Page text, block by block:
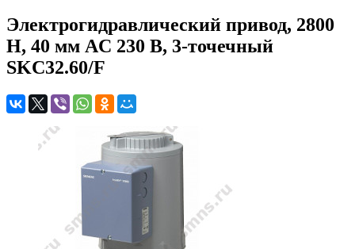
Электрогидравлический привод, 2800
Н, 40 мм AC 230 В, 3-точечный
SKC32.60/F